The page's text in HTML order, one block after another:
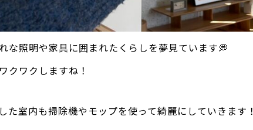
な照明や家具に囲まれたくらしを夢見ています💭
クワクしますね！
た室内も掃除機やモップを使って綺麗にしていきます！